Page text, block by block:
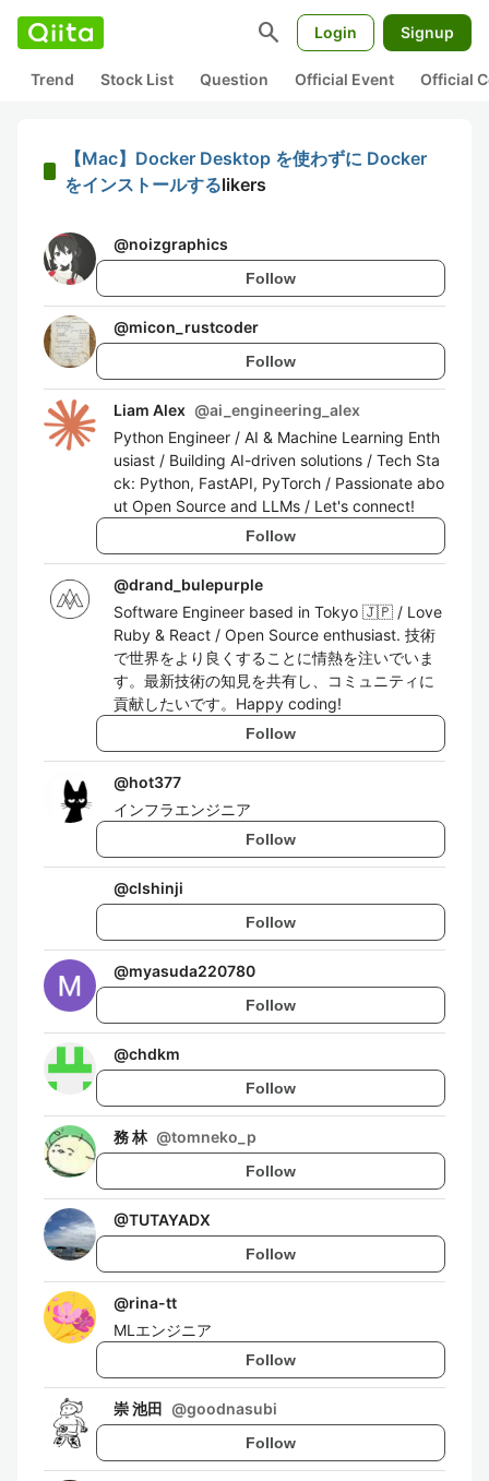
search Login Signup
Trend Stock List Question Official Event Official
【Mac】Docker Desktop を使わずに Docker
をインストールするlikers
@noizgraphics
Follow
@micon_rustcoder
Follow
Liam Alex @ai_engineering_alex
Python Engineer / AI & Machine Learning Enth
usiast / Building AI-driven solutions / Tech Sta
ck: Python, FastAPI, PyTorch / Passionate abo
ut Open Source and LLMs / Let's connect!
Follow
@drand_bulepurple
Software Engineer based in Tokyo 🇯🇵 / Love
Ruby & React / Open Source enthusiast. 技術
で世界をより良くすることに情熱を注いでいま
す。最新技術の知見を共有し、コミュニティに
貢献したいです。Happy coding!
Follow
@hot377
インフラエンジニア
Follow
@clshinji
Follow
@myasuda220780
Follow
@chdkm
Follow
務 林 @tomneko_p
Follow
@TUTAYADX
Follow
@rina-tt
MLエンジニア
Follow
崇 池田 @goodnasubi
Follow